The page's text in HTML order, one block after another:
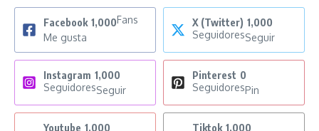
Facebook 1,000Fans
Me gusta
X (Twitter) 1,000
SeguidoresSeguir
Instagram 1,000
SeguidoresSeguir
Pinterest 0
SeguidoresPin
Youtube 1,000
Tiktok 1,000